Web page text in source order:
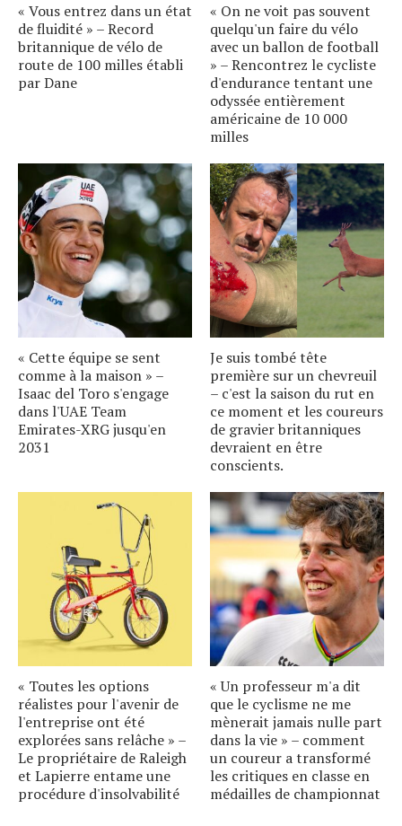
« Vous entrez dans un état
de fluidité » – Record
britannique de vélo de
route de 100 milles établi
par Dane
« On ne voit pas souvent
quelqu'un faire du vélo
avec un ballon de football
» – Rencontrez le cycliste
d'endurance tentant une
odyssée entièrement
américaine de 10 000
milles
« Cette équipe se sent
comme à la maison » –
Isaac del Toro s'engage
dans l'UAE Team
Emirates-XRG jusqu'en
2031
Je suis tombé tête
première sur un chevreuil
– c'est la saison du rut en
ce moment et les coureurs
de gravier britanniques
devraient en être
conscients.
« Toutes les options
réalistes pour l'avenir de
l'entreprise ont été
explorées sans relâche » –
Le propriétaire de Raleigh
et Lapierre entame une
procédure d'insolvabilité
« Un professeur m'a dit
que le cyclisme ne me
mènerait jamais nulle part
dans la vie » – comment
un coureur a transformé
les critiques en classe en
médailles de championnat